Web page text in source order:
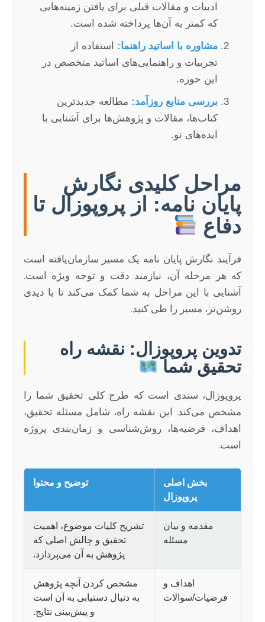
ادبیات و مقالات قبلی برای یافتن زمینه‌هایی
که کمتر به آن‌ها پرداخته شده است.
مشاوره با اساتید راهنما: استفاده از
تجربیات و راهنمایی‌های اساتید متخصص در
این حوزه.
بررسی منابع روزآمد: مطالعه جدیدترین
کتاب‌ها، مقالات و پژوهش‌ها برای آشنایی با
ایده‌های نو.
مراحل کلیدی نگارش
پایان نامه: از پروپوزال تا
دفاع
فرآیند نگارش پایان نامه یک مسیر سازمان‌یافته است
که هر مرحله آن، نیازمند دقت و توجه ویژه است.
آشنایی با این مراحل به شما کمک می‌کند تا با دیدی
روشن‌تر، مسیر را طی کنید.
تدوین پروپوزال: نقشه راه
تحقیق شما
پروپوزال، سندی است که طرح کلی تحقیق شما را
مشخص می‌کند. این نقشه راه، شامل مسئله تحقیق،
اهداف، فرضیه‌ها، روش‌شناسی و زمان‌بندی پروژه
است.
بخش اصلی
پروپوزال
توضیح و محتوا
مقدمه و بیان
مسئله
تشریح کلیات موضوع، اهمیت
تحقیق و چالش اصلی که
پژوهش به آن می‌پردازد.
اهداف و
فرضیات/سوالات
مشخص کردن آنچه پژوهش
به دنبال دستیابی به آن است
و پیش‌بینی نتایج.